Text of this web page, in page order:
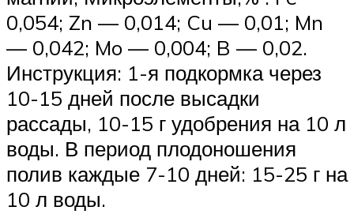
0,054; Zn — 0,014; Cu — 0,01; Mn
— 0,042; Mo — 0,004; B — 0,02.
Инструкция: 1-я подкормка через
10-15 дней после высадки
рассады, 10-15 г удобрения на 10 л
воды. В период плодоношения
полив каждые 7-10 дней: 15-25 г на
10 л воды.